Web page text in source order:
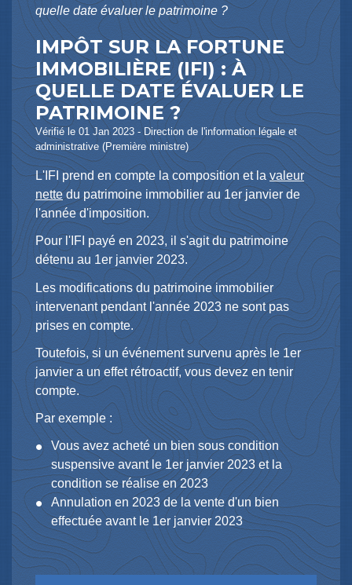
quelle date évaluer le patrimoine ?
IMPÔT SUR LA FORTUNE
IMMOBILIÈRE (IFI) : À
QUELLE DATE ÉVALUER LE
PATRIMOINE ?
Vérifié le 01 Jan 2023 - Direction de l'information légale et
administrative (Première ministre)
L'IFI prend en compte la composition et lavaleur
nettedu patrimoine immobilier au 1erjanvier de
l'année d'imposition.
Pour l'IFI payé en 2023, il s'agit du patrimoine
détenu au 1er janvier 2023.
Les modifications du patrimoine immobilier
intervenant pendant l'année 2023 ne sont pas
prises en compte.
Toutefois, si un événement survenu après le 1er
janvier a un effet rétroactif, vous devez en tenir
compte.
Par exemple :
Vous avez acheté un bien sous condition
suspensive avant le 1erjanvier 2023 et la
condition se réalise en 2023
Annulation en 2023 de la vente d'un bien
effectuée avant le 1er janvier 2023